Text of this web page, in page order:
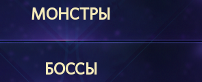
МОНСТРЫ
БОССЫ